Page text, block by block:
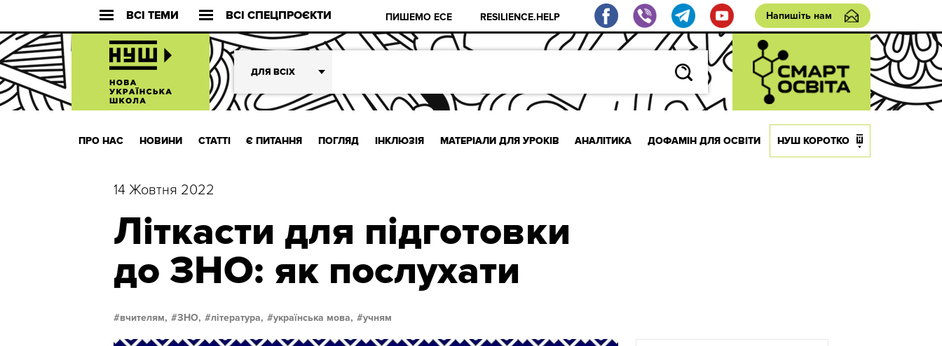
ВСІ ТЕМИ ВСІ СПЕЦПРОЄКТИ ПИШЕМО ЕСЕ RESILIENCE.HELP Напишіть нам
ДЛЯ ВСІХ
ПРО НАС НОВИНИ СТАТТІ Є ПИТАННЯ ПОГЛЯД ІНКЛЮЗІЯ МАТЕРІАЛИ ДЛЯ УРОКІВ АНАЛІТИКА ДОФАМІН ДЛЯ ОСВІТИ НУШ КОРОТКО
14 Жовтня 2022
Літкасти для підготовки
до ЗНО: як послухати
вчителям, ЗНО, література, українська мова, учням